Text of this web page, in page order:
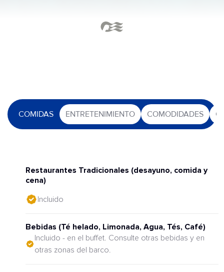
COMIDAS ENTRETENIMIENTO COMODIDADES
Restaurantes Tradicionales (desayuno, comida y
cena)
Incluido
Bebidas (Té helado, Limonada, Agua, Tés, Café)
Incluido - en el buffet. Consulte otras bebidas y en
otras zonas del barco.